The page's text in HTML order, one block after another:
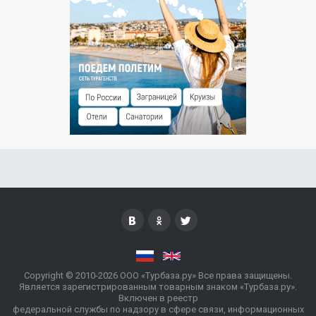
ОСОБЫЕ УСЛОВИЯ
На проживание в период праздников действует тариф
выходного дня
Copyright © 2010-2026 ООО «Турбаза.ру» Все права защищены.
Является зарегистрированным товарным знаком «Турбаза.ру».
Включен в реестр
федеральной службы по надзору в сфере связи, информационных